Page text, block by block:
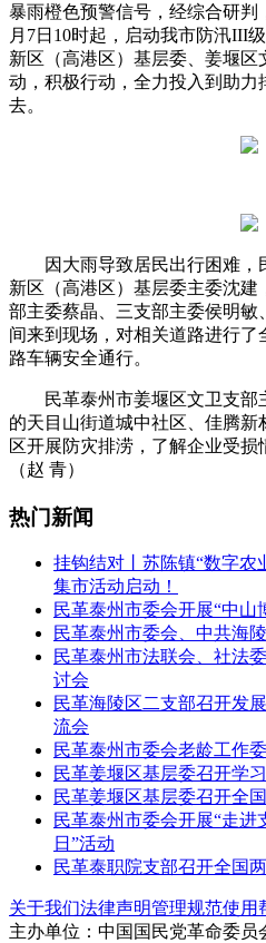
暴雨橙色预警信号，经综合研判
月7日10时起，启动我市防汛III
新区（高港区）基层委、姜堰区
动，积极行动，全力投入到助力
去。
因大雨导致居民出行困难
新区（高港区）基层委主委沈
部主委蔡晶、三支部主委侯明
间来到现场，对相关道路进行
路车辆安全通行。
民革泰州市姜堰区文卫支
的天目山街道城中社区、佳腾
区开展防灾排涝，了解企业受损
（赵 青）
热门新闻
挂钩结对丨苏陈镇“数字农
集市活动启动！
民革泰州市委会开展“中山
民革泰州市委会、中共海
民革泰州市法联会、社法
讨会
民革海陵区二支部召开发
流会
民革泰州市委会老龄工作
民革姜堰区基层委召开学
民革姜堰区基层委召开全
民革泰州市委会开展“走进
日”活动
民革泰职院支部召开全国
关于我们法律声明管理规范使用
主办单位：中国国民党革命委员